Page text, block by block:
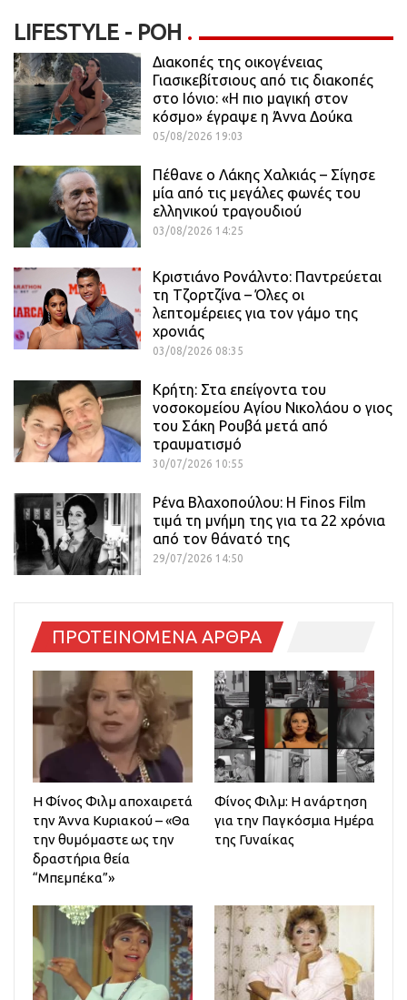
LIFESTYLE - ΡΟΗ
Διακοπές της οικογένειας
Γιασικεβίτσιους από τις διακοπές
στο Ιόνιο: «Η πιο μαγική στον
κόσμο» έγραψε η Άννα Δούκα
05/08/2026 19:03
Πέθανε ο Λάκης Χαλκιάς – Σίγησε
μία από τις μεγάλες φωνές του
ελληνικού τραγουδιού
03/08/2026 14:25
Κριστιάνο Ρονάλντο: Παντρεύεται
τη Τζορτζίνα – Όλες οι
λεπτομέρειες για τον γάμο της
χρονιάς
03/08/2026 08:35
Κρήτη: Στα επείγοντα του
νοσοκομείου Αγίου Νικολάου ο γιος
του Σάκη Ρουβά μετά από
τραυματισμό
30/07/2026 10:55
Ρένα Βλαχοπούλου: Η Finos Film
τιμά τη μνήμη της για τα 22 χρόνια
από τον θάνατό της
29/07/2026 14:50
ΠΡΟΤΕΙΝΟΜΕΝΑ ΑΡΘΡΑ
H Φίνος Φιλμ αποχαιρετά
την Άννα Κυριακού – «Θα
την θυμόμαστε ως την
δραστήρια θεία
“Μπεμπέκα”»
Φίνος Φιλμ: Η ανάρτηση
για την Παγκόσμια Ημέρα
της Γυναίκας